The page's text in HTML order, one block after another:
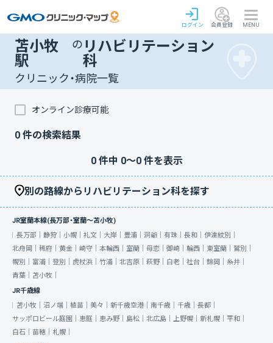
ログイン 会員登録 MENU
苫小牧
駅
の リハビリテーション
科
クリニック・病院一覧
オンライン診療可能
0 件の検索結果
0件中 0〜0件を表示
別の路線からリハビリテーション科を探す
JR室蘭本線(長万部・室蘭～苫小牧)
長万部｜ 静狩｜ 小幌｜ 礼文｜ 大岸｜ 豊浦｜ 洞爺｜ 有珠｜ 長和｜ 伊達紋別｜
北舟岡｜ 稀府｜ 黄金｜ 崎守｜ 本輪西｜ 室蘭｜ 母恋｜ 御崎｜ 輪西｜ 東室蘭｜ 鷲別｜
幌別｜ 富浦｜ 登別｜ 虎杖浜｜ 竹浦｜ 北吉原｜ 萩野｜ 白老｜ 社台｜ 錦岡｜ 糸井｜
青葉｜ 苫小牧｜
JR千歳線
苫小牧｜ 沼ノ端｜ 植苗｜ 美々｜ 新千歳空港｜ 南千歳｜ 千歳｜ 長都｜
サッポロビール庭園｜ 恵庭｜ 恵み野｜ 島松｜ 北広島｜ 上野幌｜ 新札幌｜ 平和｜
白石｜ 苗穂｜ 札幌｜